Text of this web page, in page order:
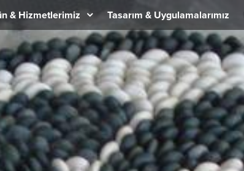
& Hizmetlerimiz Tasarım & Uygulamalarımız